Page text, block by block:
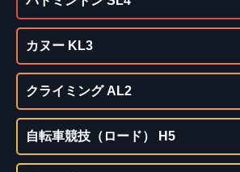
カヌー KL3
クライミング AL2
自転車競技（ロード） H5